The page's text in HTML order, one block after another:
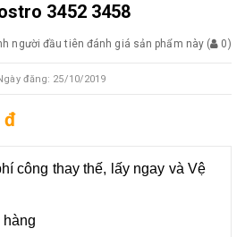
3452 3458
người đầu tiên đánh giá sản phẩm này ( 0)
đăng: 25/10/2019
đ
công thay thế, lấy ngay và Vệ
hàng